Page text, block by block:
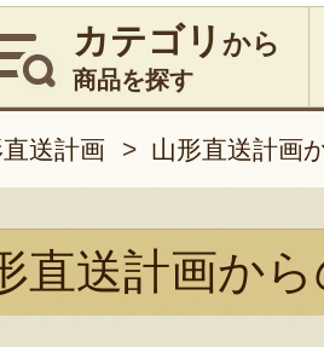
カテゴリ から
商品を探す
送計画 > 山形直送計画
直送計画か